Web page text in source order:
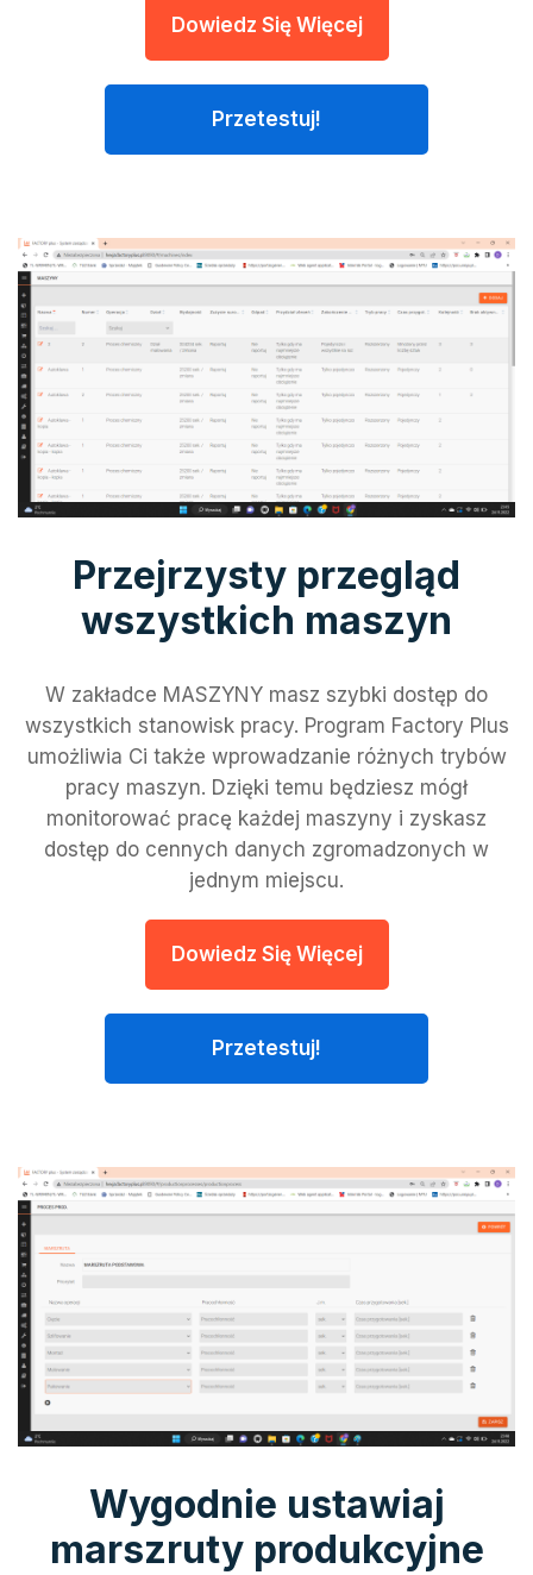
Dowiedz Się Więcej
Przetestuj!
Przejrzysty przegląd
wszystkich maszyn
W zakładce MASZYNY masz szybki dostęp do
wszystkich stanowisk pracy. Program Factory Plus
umożliwia Ci także wprowadzanie różnych trybów
pracy maszyn. Dzięki temu będziesz mógł
monitorować pracę każdej maszyny i zyskasz
dostęp do cennych danych zgromadzonych w
jednym miejscu.
Dowiedz Się Więcej
Przetestuj!
Wygodnie ustawiaj
marszruty produkcyjne